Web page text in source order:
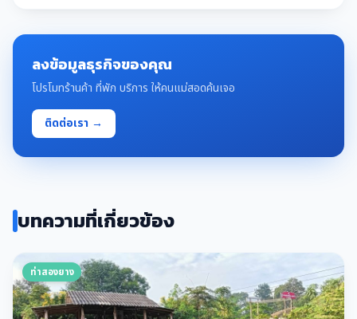
ลงข้อมูลธุรกิจของคุณ
โปรโมทร้านค้า ที่พัก บริการ ให้คนแม่สอดค้นเจอ
ติดต่อเรา →
บทความที่เกี่ยวข้อง
ท่าสองยาง